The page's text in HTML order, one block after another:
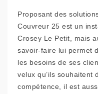
Proposant des
Couvreur 25 est un
Crosey Le Petit, mais
savoir-faire lui permet
les besoins de ses
velux qu’ils souhaitent
compétence, il est